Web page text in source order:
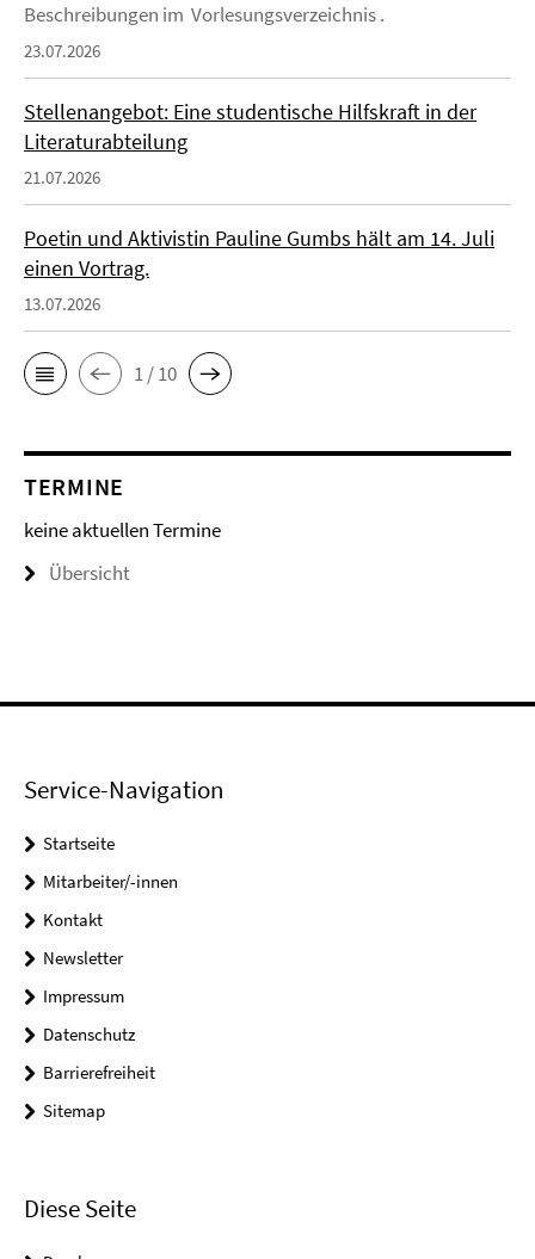
Beschreibungen im Vorlesungsverzeichnis .
23.07.2026
Stellenangebot: Eine studentische Hilfskraft in der
Literaturabteilung
21.07.2026
Poetin und Aktivistin Pauline Gumbs hält am 14. Juli
einen Vortrag.
13.07.2026
1 / 10
TERMINE
keine aktuellen Termine
Übersicht
Service-Navigation
Startseite
Mitarbeiter/-innen
Kontakt
Newsletter
Impressum
Datenschutz
Barrierefreiheit
Sitemap
Diese Seite